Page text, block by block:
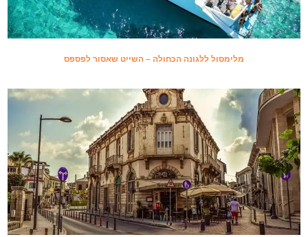
מלימסול ללגונה הכחולה – השייט שאסור לפספס